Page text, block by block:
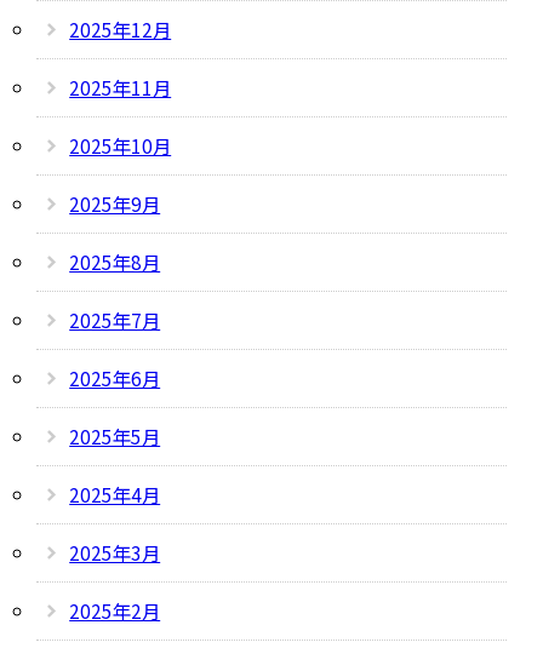
2025年12月
2025年11月
2025年10月
2025年9月
2025年8月
2025年7月
2025年6月
2025年5月
2025年4月
2025年3月
2025年2月